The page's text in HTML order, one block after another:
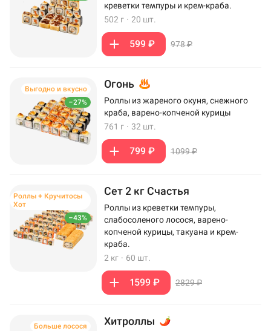
креветки темпуры и крем-краба.
502 г · 20 шт.
599 ₽ 978 ₽
–27%
Выгодно и вкусно Огонь
Роллы из жареного окуня, снежного
краба, варено-копченой курицы
761 г · 32 шт.
799 ₽ 1099 ₽
–43%
Роллы + Кручитосы
Хот
Сет 2 кг Счастья
Роллы из креветки темпуры,
слабосоленого лосося, варено-
копченой курицы, такуана и крем-
краба.
2 кг · 60 шт.
1599 ₽ 2829 ₽
Больше лосося Хитроллы